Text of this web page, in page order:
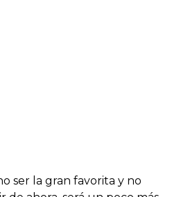
ser la gran favorita y no